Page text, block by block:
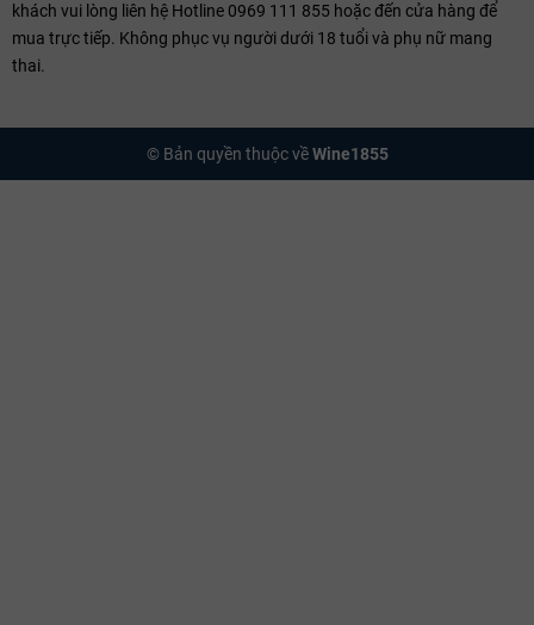
khách vui lòng liên hệ Hotline 0969 111 855 hoặc đến cửa hàng để
mua trực tiếp. Không phục vụ người dưới 18 tuổi và phụ nữ mang
thai.
© Bản quyền thuộc vềWine1855